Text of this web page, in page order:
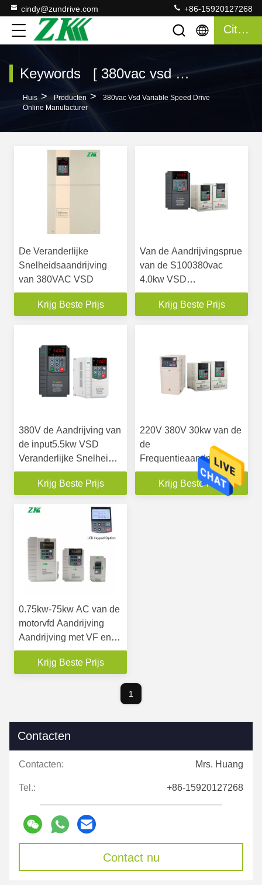
cindy@zundrive.com +86-15920127268
Citaat
Keywords [ 380vac vsd variable speed drive ] Match 5 producten
Huis > Producten >
380vac Vsd Variable Speed Drive
Online Manufacturer
De Veranderlijke
Snelheidsaandrijving
van 380VAC VSD
Krijg Beste Prijs
Van de Aandrijvingsprue
van de S100380vac
4.0kw VSD
Veranderlijke Snelheid
de Output van de de
Krijg Beste Prijs
380V de Aandrijving van
de input5.5kw VSD
Veranderlijke Snelheid
voor Vectorcontroletype
van de 3 Fasemotor
Krijg Beste Prijs
220V 380V 30kw van de
de
Frequentieaandrijving
van 40 PK de
Veranderlijke
Krijg Beste Prijs
0.75kw-75kw AC van de
motorvfd Aandrijving
Aandrijving met VF en
Vectorcontrole
Krijg Beste Prijs
1
Contacten
Contacten: Mrs. Huang
Tel.: +86-15920127268
Contact nu